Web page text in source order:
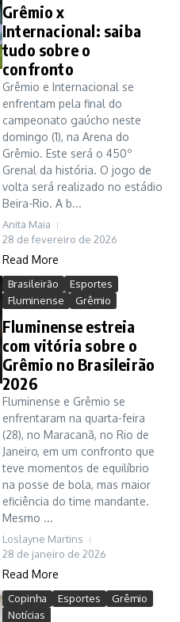
Grêmio x
Internacional: saiba
tudo sobre o
confronto
Grêmio e Internacional se
enfrentam pela final do
campeonato gaúcho neste
domingo (1), na Arena do
Grêmio. Este será o 450º
Grenal da história. O jogo de
volta será realizado no estádio
Beira-Rio. A b...
Anita Maia
28 de fevereiro de 2026
Read More
Brasileirão
Esportes
Fluminense
Grêmio
Fluminense estreia
com vitória sobre o
Grêmio no Brasileirão
2026
Fluminense e Grêmio se
enfrentaram na quarta-feira
(28), no Maracanã, no Rio de
Janeiro, em um confronto que
teve momentos de equilíbrio
na posse de bola, mas maior
eficiência do time mandante.
Mesmo ...
Loslayne Martins
28 de janeiro de 2026
Read More
Copinha Esportes
Grêmio
Notícias